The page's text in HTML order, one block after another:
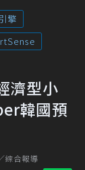
擎
濟型小
韓國預
綜合報導